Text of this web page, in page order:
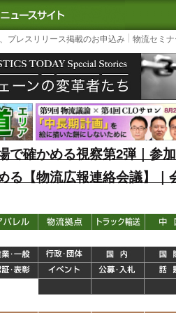
｜国内最大の物流ニュースサイ
3PL,
プレスリリース掲載のお申込み 物流セミ
で確かめる視察第2弾｜参
る【物流広報連絡会議】｜